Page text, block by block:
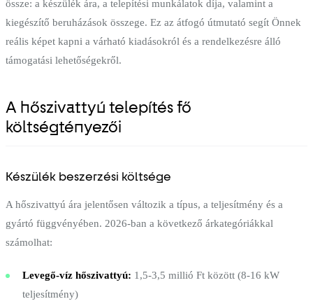
össze: a készülék ára, a telepítési munkálatok díja, valamint a
kiegészítő beruházások összege. Ez az átfogó útmutató segít Önnek
reális képet kapni a várható kiadásokról és a rendelkezésre álló
támogatási lehetőségekről.
A hőszivattyú telepítés fő
költségtényezői
Készülék beszerzési költsége
A hőszivattyú ára jelentősen változik a típus, a teljesítmény és a
gyártó függvényében. 2026-ban a következő árkategóriákkal
számolhat:
Levegő-víz hőszivattyú: 1,5-3,5 millió Ft között (8-16 kW
teljesítmény)